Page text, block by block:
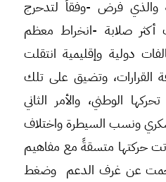
والذي فرض -وفقاً لتدحرج
أكثر صلابة -انخراط معظم
دولية وإقليمية انتقلت
القرارات، وتضيق على تلك
الوطني، والأمر الثاني
ونسب السيطرة واختلاف
حركتها متسقةً مع مفاهيم
نجمت عن غرف الدعم وضغط